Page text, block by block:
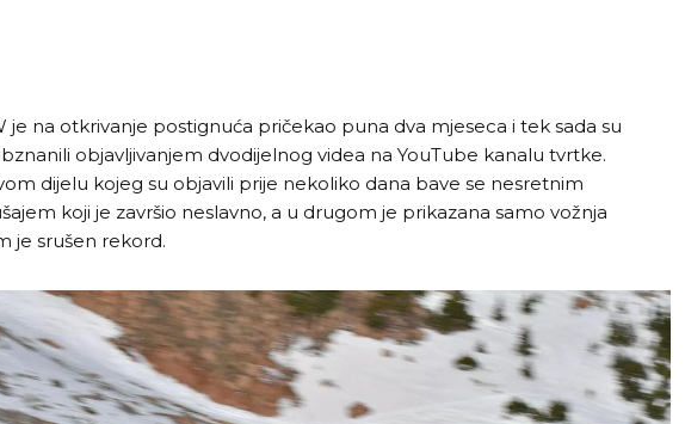
je na otkrivanje postignuća pričekao puna dva mjeseca i tek sada su
objavljivanjem dvodijelnog videa na YouTube kanalu tvrtke.
dijelu kojeg su objavili prije nekoliko dana bave se nesretnim
koji je završio neslavno, a u drugom je prikazana samo vožnja
je srušen rekord.